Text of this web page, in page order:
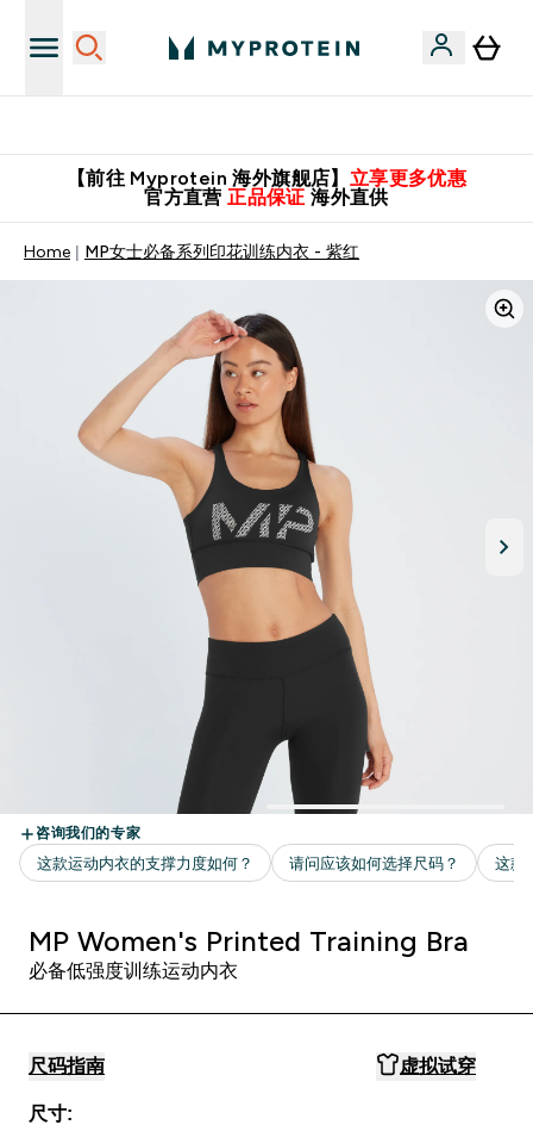
【前往 Myprotein 海外旗舰店】 立享更多优惠
官方直营 正品保证 海外直供
Home MP女士必备系列印花训练内衣 - 紫红
MP Women's Printed Training Bra
必备低强度训练运动内衣
尺码指南 虚拟试穿
尺寸: